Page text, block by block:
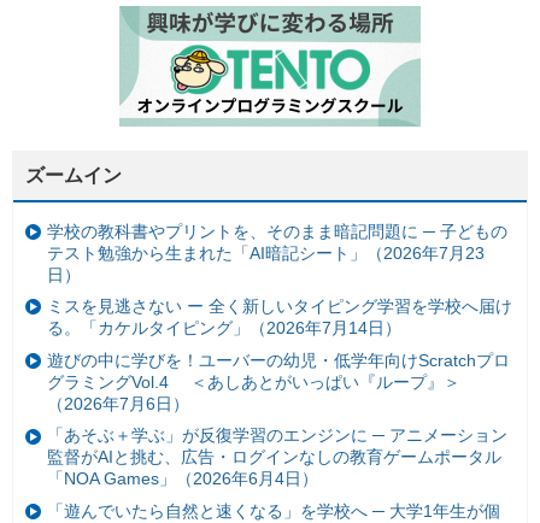
ズームイン
学校の教科書やプリントを、そのまま暗記問題に ─ 子どもの
テスト勉強から生まれた「AI暗記シート」（2026年7月23
日）
ミスを見逃さない ー 全く新しいタイピング学習を学校へ届け
る。「カケルタイピング」（2026年7月14日）
遊びの中に学びを！ユーバーの幼児・低学年向けScratchプロ
グラミングVol.4 ＜あしあとがいっぱい『ループ』＞
（2026年7月6日）
「あそぶ＋学ぶ」が反復学習のエンジンに ─ アニメーション
監督がAIと挑む、広告・ログインなしの教育ゲームポータル
「NOA Games」（2026年6月4日）
「遊んでいたら自然と速くなる」を学校へ ─ 大学1年生が個